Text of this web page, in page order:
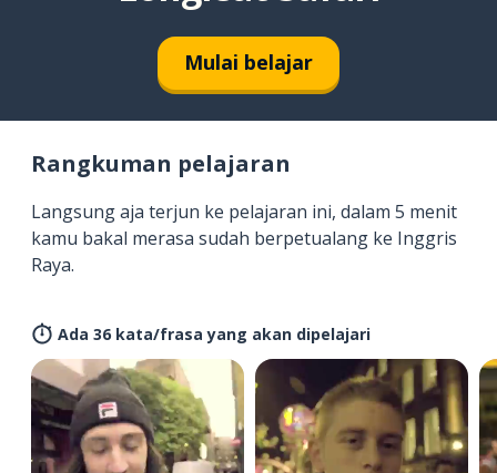
Mulai belajar
Rangkuman pelajaran
Langsung aja terjun ke pelajaran ini, dalam 5 menit
kamu bakal merasa sudah berpetualang ke Inggris
Raya.
Ada 36 kata/frasa yang akan dipelajari